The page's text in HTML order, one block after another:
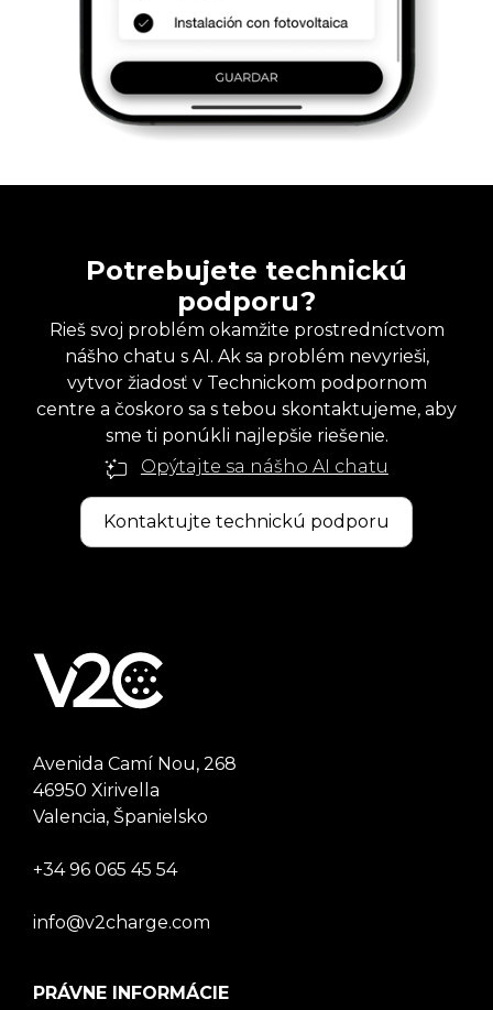
Potrebujete technickú
podporu?
Rieš svoj problém okamžite prostredníctvom
nášho chatu s AI. Ak sa problém nevyrieši,
vytvor žiadosť v Technickom podpornom
centre a čoskoro sa s tebou skontaktujeme, aby
sme ti ponúkli najlepšie riešenie.
Opýtajte sa nášho AI chatu
Kontaktujte technickú podporu
Avenida Camí Nou, 268
46950 Xirivella
Valencia, Španielsko
+34 96 065 45 54
info@v2charge.com
PRÁVNE INFORMÁCIE